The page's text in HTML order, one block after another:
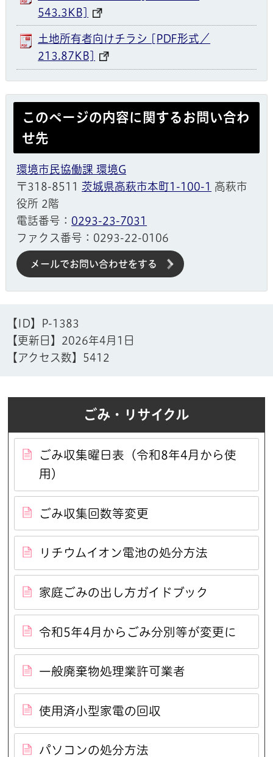
543.3KB]
土地所有者向けチラシ [PDF形式／
213.87KB]
このページの内容に関するお問い合わ
せ先
環境市民協働課 環境G
〒318-8511 茨城県高萩市本町1-100-1 高萩市
役所 2階
電話番号： 0293-23-7031
ファクス番号：0293-22-0106
メールでお問い合わせをする
【ID】
P-1383
【更新日】 2026年4月1日
【アクセス数】
5412
ごみ・リサイクル
ごみ収集曜日表（令和8年4月から使
用）
ごみ収集回数等変更
リチウムイオン電池の処分方法
家庭ごみの出し方ガイドブック
令和5年4月からごみ分別等が変更に
一般廃棄物処理業許可業者
使用済小型家電の回収
パソコンの処分方法